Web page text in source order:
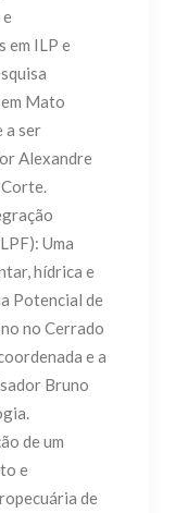
em ILP e
Mato
a ser
Alexandre
Uma
hídrica e
Potencial de
no Cerrado
e a
Bruno
de um
e
de